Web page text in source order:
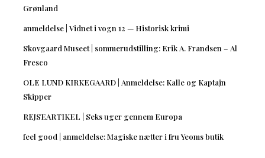
Grønland
anmeldelse | Vidnet i vogn 12 — Historisk krimi
Skovgaard Museet | sommerudstilling: Erik A. Frandsen – Al
Fresco
OLE LUND KIRKEGAARD | Anmeldelse: Kalle og Kaptajn
Skipper
REJSEARTIKEL | Seks uger gennem Europa
feel good | anmeldelse: Magiske nætter i fru Yeoms butik